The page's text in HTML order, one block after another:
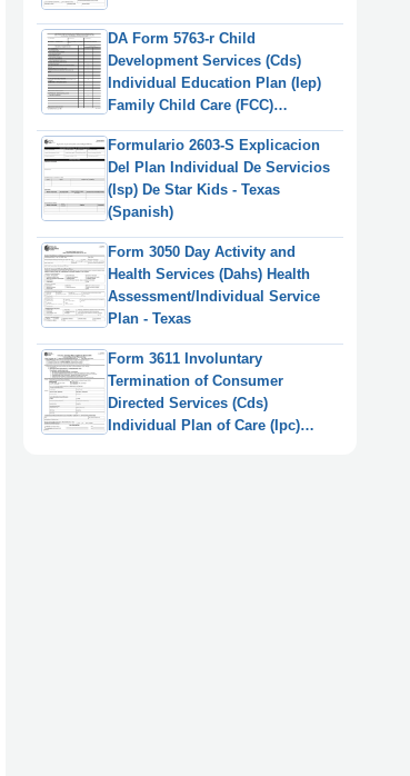
DA Form 5763-r Child
Development Services (Cds)
Individual Education Plan (Iep)
Family Child Care (FCC)
Provisional Certification Training
Record
Formulario 2603-S Explicacion
Del Plan Individual De Servicios
(Isp) De Star Kids - Texas
(Spanish)
Form 3050 Day Activity and
Health Services (Dahs) Health
Assessment/Individual Service
Plan - Texas
Form 3611 Involuntary
Termination of Consumer
Directed Services (Cds)
Individual Plan of Care (Ipc)